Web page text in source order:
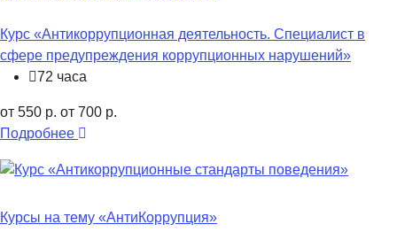
Курс «Антикоррупционная деятельность. Специалист в
сфере предупреждения коррупционных нарушений»
72 часа
от 550 р. от 700 р.
Подробнее
Курсы на тему «АнтиКоррупция»